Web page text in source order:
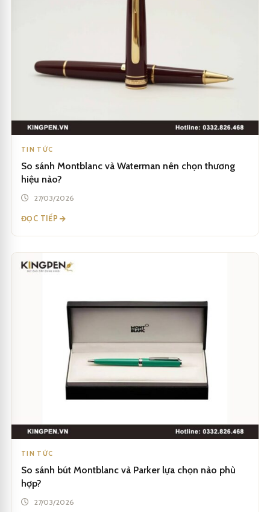
TIN TỨC
So sánh Montblanc và Waterman nên chọn thương
hiệu nào?
27/03/2026
ĐỌC TIẾP
TIN TỨC
So sánh bút Montblanc và Parker lựa chọn nào phù
hợp?
27/03/2026